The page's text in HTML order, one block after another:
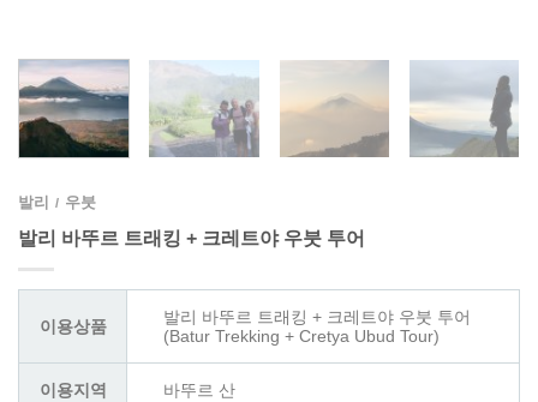
발리 / 우붓
발리 바뚜르 트래킹 + 크레트야 우붓 투어
이용상품
발리 바뚜르 트래킹 + 크레트야 우붓 투어
(Batur Trekking + Cretya Ubud Tour)
이용지역 바뚜르 산